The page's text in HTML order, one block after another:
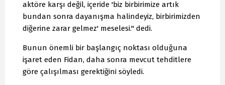
aktöre karşı değil, içeride 'biz birbirimize artık
bundan sonra dayanışma halindeyiz, birbirimizden
diğerine zarar gelmez' meselesi." dedi.
Bunun önemli bir başlangıç noktası olduğuna
işaret eden Fidan, daha sonra mevcut tehditlere
göre çalışılması gerektiğini söyledi.